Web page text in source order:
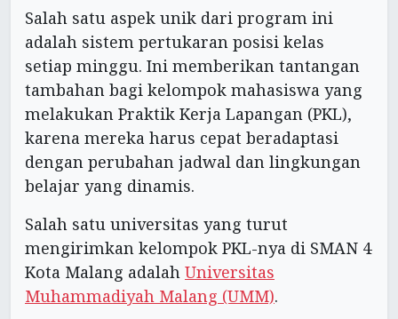
Salah satu aspek unik dari program ini
adalah sistem pertukaran posisi kelas
setiap minggu. Ini memberikan tantangan
tambahan bagi kelompok mahasiswa yang
melakukan Praktik Kerja Lapangan (PKL),
karena mereka harus cepat beradaptasi
dengan perubahan jadwal dan lingkungan
belajar yang dinamis.
Salah satu universitas yang turut
mengirimkan kelompok PKL-nya di SMAN 4
Kota Malang adalah Universitas
Muhammadiyah Malang (UMM).